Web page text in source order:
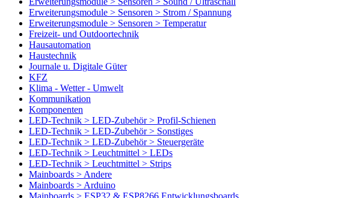
Erweiterungsmodule > Sensoren > Strom / Spannung
Erweiterungsmodule > Sensoren > Temperatur
Freizeit- und Outdoortechnik
Hausautomation
Haustechnik
Journale u. Digitale Güter
KFZ
Klima - Wetter - Umwelt
Kommunikation
Komponenten
LED-Technik > LED-Zubehör > Profil-Schienen
LED-Technik > LED-Zubehör > Sonstiges
LED-Technik > LED-Zubehör > Steuergeräte
LED-Technik > Leuchtmittel > LEDs
LED-Technik > Leuchtmittel > Strips
Mainboards > Andere
Mainboards > Arduino
Mainboards > ESP32 & ESP8266 Entwicklungsboards